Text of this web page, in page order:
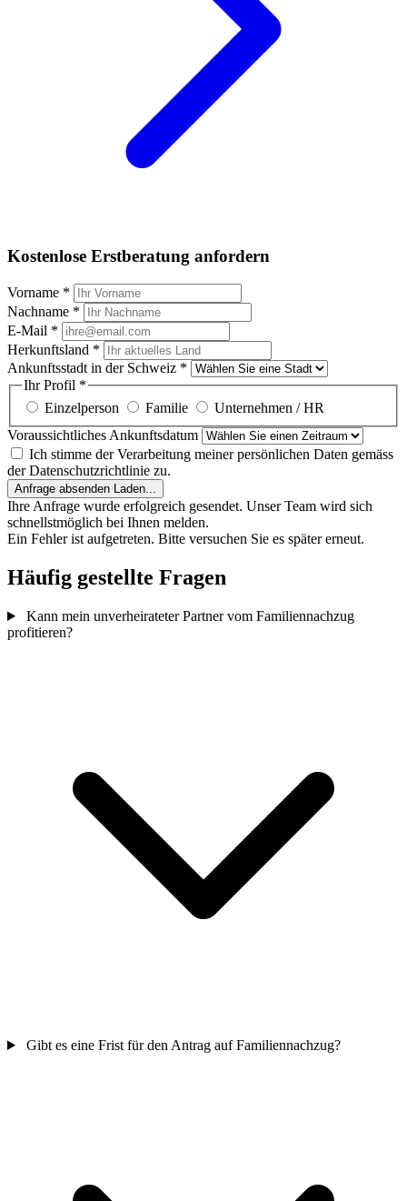
Kostenlose Erstberatung anfordern
Vorname *
Nachname *
E-Mail *
Herkunftsland *
Ankunftsstadt in der Schweiz *
Ihr Profil *
Einzelperson
Familie
Unternehmen / HR
Voraussichtliches Ankunftsdatum
Ich stimme der Verarbeitung meiner persönlichen Daten gemäss
der Datenschutzrichtlinie zu.
Anfrage absenden Laden...
Ihre Anfrage wurde erfolgreich gesendet. Unser Team wird sich
schnellstmöglich bei Ihnen melden.
Ein Fehler ist aufgetreten. Bitte versuchen Sie es später erneut.
Häufig gestellte Fragen
Kann mein unverheirateter Partner vom Familiennachzug
profitieren?
Gibt es eine Frist für den Antrag auf Familiennachzug?